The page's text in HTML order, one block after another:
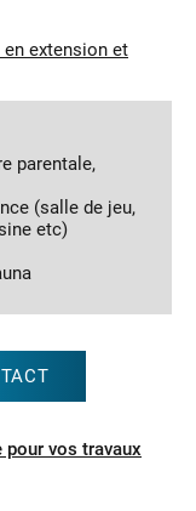
extension et
parentale,
(salle de jeu,
etc)
pour vos travaux